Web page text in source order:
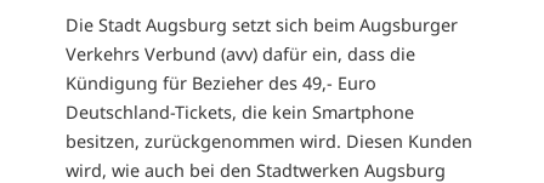
Die Stadt Augsburg setzt sich beim Augsburger
Verkehrs Verbund (avv) dafür ein, dass die
Kündigung für Bezieher des 49,- Euro
Deutschland-Tickets, die kein Smartphone
besitzen, zurückgenommen wird. Diesen Kunden
wird, wie auch bei den Stadtwerken Augsburg